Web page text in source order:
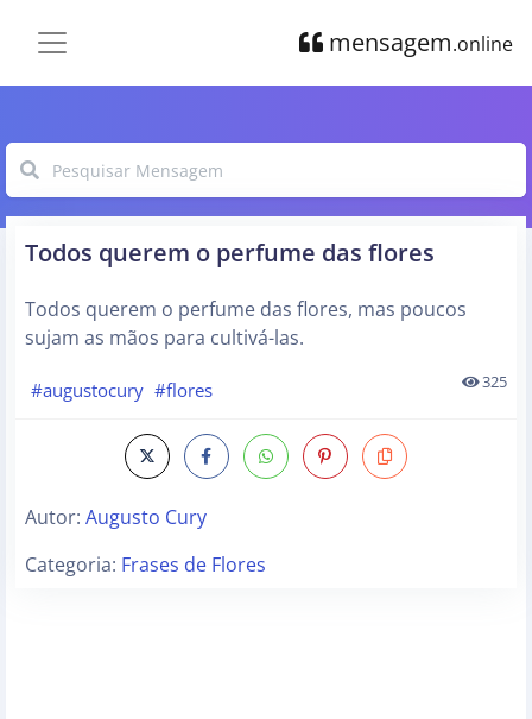
mensagem.online
Todos querem o perfume das flores
Todos querem o perfume das flores, mas poucos
sujam as mãos para cultivá-las.
#augustocury #flores 325
Autor: Augusto Cury
Categoria: Frases de Flores